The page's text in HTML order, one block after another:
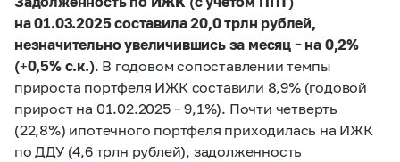
на 01.03.2025 составила 20,0 трлн рублей,
незначительно увеличившись за месяц – на 0,2%
(+0,5% с.к.). В годовом сопоставлении темпы
прироста портфеля ИЖК составили 8,9% (годовой
прирост на 01.02.2025 – 9,1%). Почти четверть
(22,8%) ипотечного портфеля приходилась на ИЖК
по ДДУ (4,6 трлн рублей), задолженность